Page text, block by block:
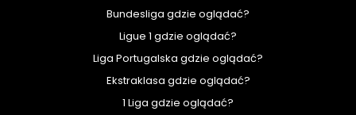
Bundesliga gdzie oglądać?
Ligue 1 gdzie oglądać?
Liga Portugalska gdzie oglądać?
Ekstraklasa gdzie oglądać?
1 Liga gdzie oglądać?